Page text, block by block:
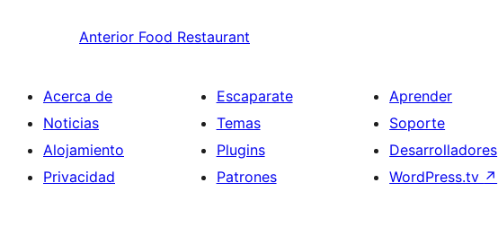
Anterior Food Restaurant
Acerca de
Noticias
Alojamiento
Privacidad
Escaparate
Temas
Plugins
Patrones
Aprender
Soporte
Desarrolladores
WordPress.tv ↗